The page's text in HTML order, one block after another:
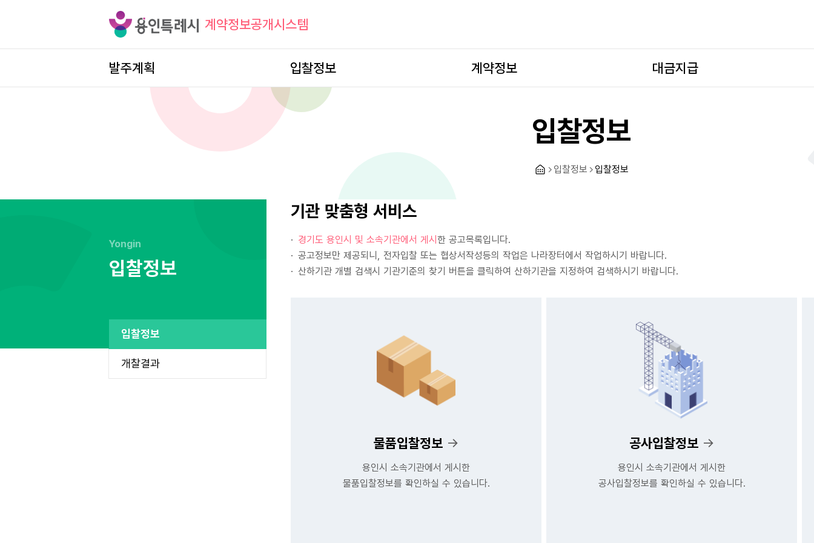
계약정보공개시스템
발주계획 입찰정보 계약정보 대금지급
입찰정보
입찰정보 입찰정보
Yongin
입찰정보
입찰정보
개찰결과
기관 맞춤형 서비스
경기도 용인시 및 소속기관에서 게시 한 공고목록입니다.
공고정보만 제공되니, 전자입찰 또는 협상서작성등의 작업은 나라장터에서 작업하시기 바랍니다.
산하기관 개별 검색시 기관기준의 찾기 버튼을 클릭하여 산하기관을 지정하여 검색하시기 바랍니다.
물품입찰정보 →
용인시 소속기관에서 게시한
물품입찰정보를 확인하실 수 있습니다.
공사입찰정보 →
용인시 소속기관에서 게시한
공사입찰정보를 확인하실 수 있습니다.